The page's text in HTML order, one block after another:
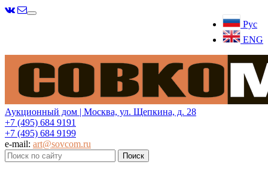
Рус
ENG
Меню
Аукционный дом | Москва, ул. Щепкина, д. 28
+7 (495) 684 9191
+7 (495) 684 9199
e-mail: art@sovcom.ru